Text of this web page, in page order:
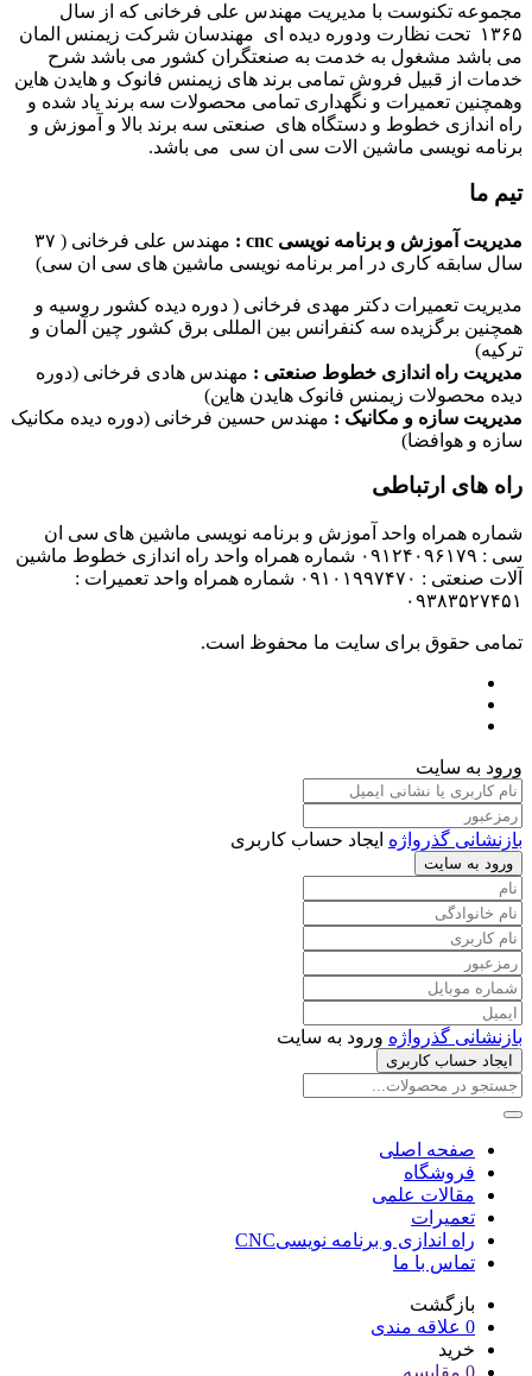
مجموعه تکنوست با مدیریت مهندس علی فرخانی که از سال
۱۳۶۵ تحت نظارت ودوره دیده ای مهندسان شرکت زیمنس المان
می باشد مشغول به خدمت به صنعتگران کشور می باشد شرح
خدمات از قبیل فروش تمامی برند های زیمنس فانوک و هایدن هاین
وهمچنین تعمیرات و نگهداری تمامی محصولات سه برند یاد شده و
راه اندازی خطوط و دستگاه های صنعتی سه برند بالا و آموزش و
برنامه نویسی ماشین الات سی ان سی می باشد.
تیم ما
مدیریت آموزش و برنامه نویسی cnc :
مهندس علی فرخانی ( ۳۷
سال سابقه کاری در امر برنامه نویسی ماشین های سی ان سی)
مدیریت تعمیرات دکتر مهدی فرخانی ( دوره دیده کشور روسیه و
همچنین برگزیده سه کنفرانس بین المللی برق کشور چین آلمان و
ترکیه)
مدیریت راه اندازی خطوط صنعتی : مهندس هادی فرخانی (دوره
دیده محصولات زیمنس فانوک هایدن هاین)
مدیریت سازه و مکانیک : مهندس حسین فرخانی (دوره دیده مکانیک
سازه و هوافضا)
راه های ارتباطی
شماره همراه واحد آموزش و برنامه نویسی ماشین های سی ان
سی : ۰۹۱۲۴۰۹۶۱۷۹ شماره همراه واحد راه اندازی خطوط ماشین
آلات صنعتی : ۰۹۱۰۱۹۹۷۴۷۰ شماره همراه واحد تعمیرات :
۰۹۳۸۳۵۲۷۴۵۱
تمامی حقوق برای سایت ما محفوظ است.
ورود به سایت
بازنشانی گذرواژه ایجاد حساب کاربری
ورود به سایت
بازنشانی گذرواژه ورود به سایت
ایجاد حساب کاربری
صفحه اصلی
فروشگاه
مقالات علمی
تعمیرات
راه اندازی و برنامه نویسیCNC
تماس با ما
بازگشت
0 علاقه مندی
خرید